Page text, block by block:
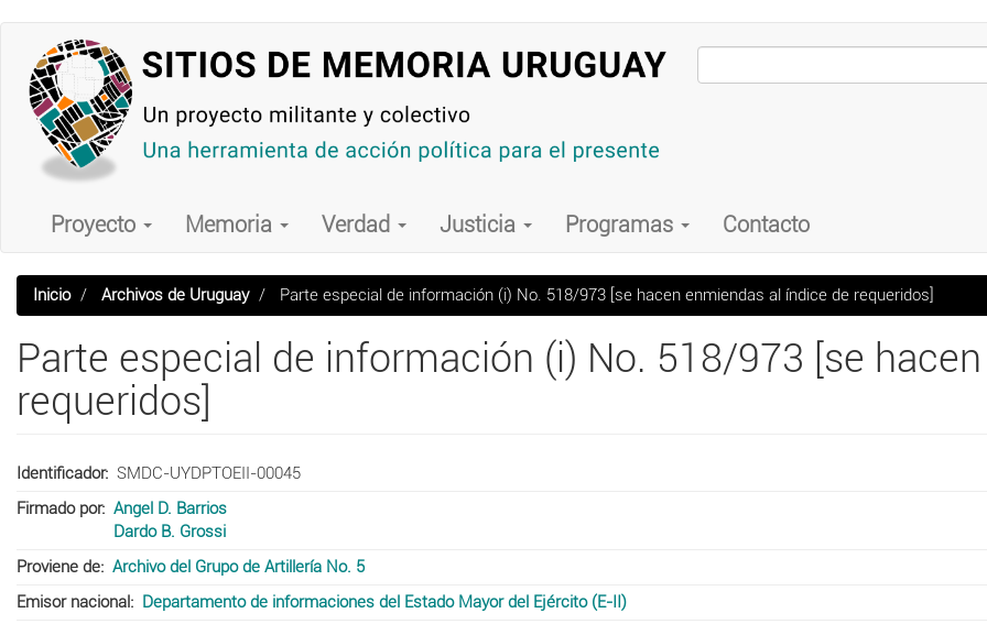
contenido
principal
Main
navigation
Proyecto Memoria Verdad Justicia Programas Contacto
Inicio Archivos de Uruguay Parte especial de información (i) No. 518/973 [se hacen enmiendas al índice de requeridos]
Parte especial de información (i) No. 518/973 [se
requeridos]
Identificador
SMDC-UYDPTOEII-00045
Firmado por
Angel D. Barrios
Dardo B. Grossi
Proviene de
Archivo del Grupo de Artillería No. 5
Emisor nacional
Departamento de informaciones del Estado Mayor del Ejército (E-II)